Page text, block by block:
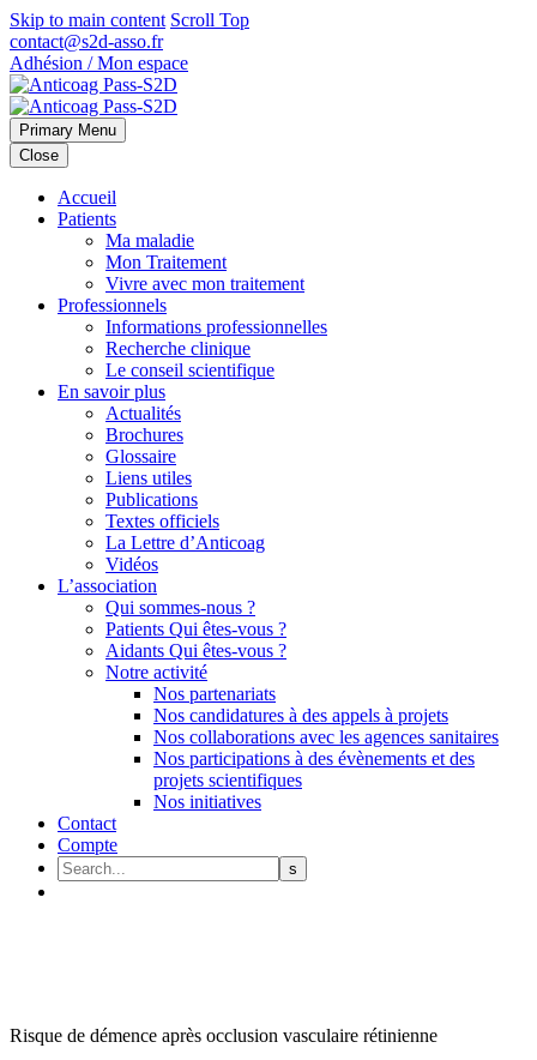
Skip to main content Scroll Top
contact@s2d-asso.fr
Adhésion / Mon espace
Primary Menu
Close
Accueil
Patients
Ma maladie
Mon Traitement
Vivre avec mon traitement
Professionnels
Informations professionnelles
Recherche clinique
Le conseil scientifique
En savoir plus
Actualités
Brochures
Glossaire
Liens utiles
Publications
Textes officiels
La Lettre d’Anticoag
Vidéos
L’association
Qui sommes-nous ?
Patients Qui êtes-vous ?
Aidants Qui êtes-vous ?
Notre activité
Nos partenariats
Nos candidatures à des appels à projets
Nos collaborations avec les agences sanitaires
Nos participations à des évènements et des
projets scientifiques
Nos initiatives
Contact
Compte
Risque de démence après occlusion vasculaire rétinienne